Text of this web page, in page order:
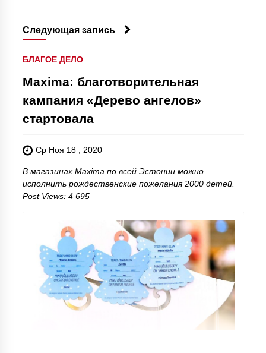
Следующая запись
БЛАГОЕ ДЕЛО
Maxima: благотворительная
кампания «Дерево ангелов»
стартовала
Ср Ноя 18 , 2020
В магазинах Maxima по всей Эстонии можно
исполнить рождественские пожелания 2000 детей.
Post Views: 4 695